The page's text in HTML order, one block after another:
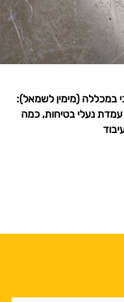
במכללה (מימין לשמאל):
נעלי בטיחות, כמה